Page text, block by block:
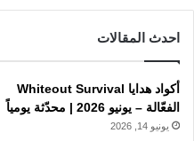
احدث المقالات
أكواد هدايا Whiteout Survival
الفعّالة – يونيو 2026 | محدّثة يومياً
يونيو 14, 2026